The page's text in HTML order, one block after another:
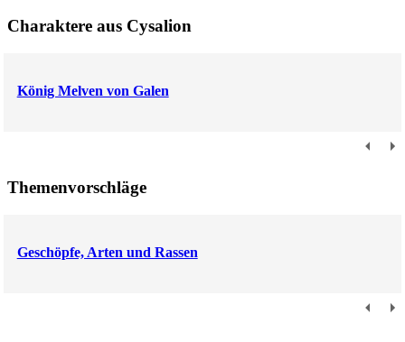
Charaktere aus Cysalion
König Melven von Galen
Themenvorschläge
Geschöpfe, Arten und Rassen